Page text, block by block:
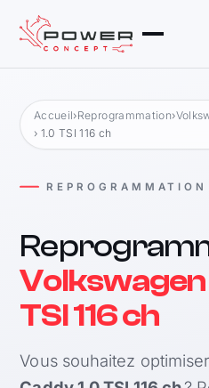
Accueil›Reprogrammation›
› 1.0 TSI 116 ch
Volkswagen
TSI 116 ch
Vous souhaitez